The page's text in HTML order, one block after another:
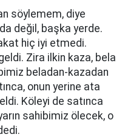
söylemem, diye
değil, başka yerde.
hiç iyi etmedi.
Zira ilkin kaza, bela
beladan-kazadan
onun yerine ata
Köleyi de satınca
sahibimiz ölecek, o